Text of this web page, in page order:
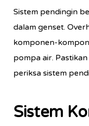
Sistem pendingin
dalam genset.
komponen-
pompa air.
periksa sistem
Sistem